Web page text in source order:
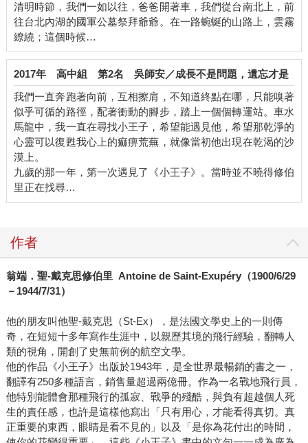
清明時節，我們一如以往，爸爸開著車，我們從台南北上，前
往台北內湖的國軍公墓祭拜爺爺。在一路蜿蜒的山路上，雲霧
繚繞；這個時候…
2017年 高中組 第2名 吳師安／成長不是問題，遺忘才是
我們一直奔跑著向前，互相擦肩，不知道終點在哪，只能嗅著
似乎可循的路徑，配著衝動的腳步，踏上一個個轉運站。車水
馬龍中，我一直在尋找小王子，希望能遇見他，希望那乾淨的
心靈可以復甦我心上的痲痹荒蕪，就像當初他出現在乾渴的沙
漠上。
九歲的那一年，第一次遇見了《小王子》。當時並不曉得修伯
里正在找尋…
作者
翁端．聖-戴克思修伯里 Antoine de Saint-Exupéry（1900/6/29
－1944/7/31）
他的朋友叫他聖-戴克思（St-Ex），是法國文學史上的一則傳
奇，在短短十多年寫作生涯中，以親歷其境的飛行經驗，翻轉人
類的視角，開創了史無前例的航空文學。
他的作品《小王子》出版於1943年，是全世界最暢銷的書之一，
翻譯有250多種語言，銷售量超過兩億冊。作為一名戰地飛行員，
他特別能體會那種飛行的孤寂、戰爭的殘酷，與負有超越個人死
生的責任感，也許是這樣他寫出「只有用心，才能看得真切。真
正重要的東西，眼睛是看不見的」以及「是你為花付出的時間，